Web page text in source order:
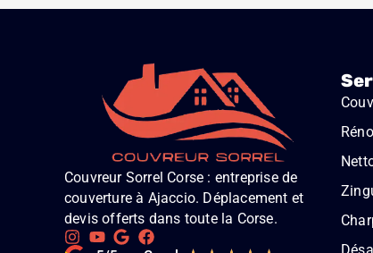
Couvreur Sorrel Corse : entreprise de
couverture à Ajaccio. Déplacement et
devis offerts dans toute la Corse.